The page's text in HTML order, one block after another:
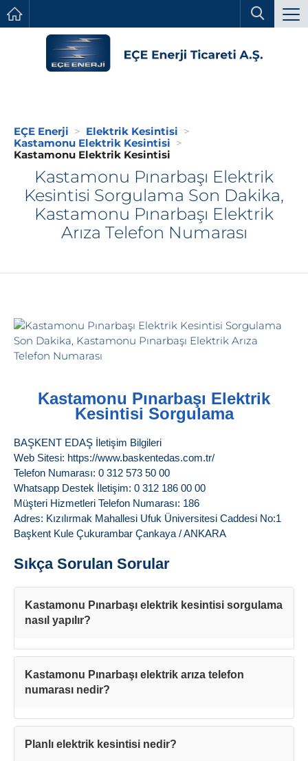
EÇE Enerji
Elektrik Kesintisi
Kastamonu Elektrik Kesintisi
Kastamonu Elektrik Kesintisi
Kastamonu Pınarbaşı Elektrik
Kesintisi Sorgulama Son Dakika,
Kastamonu Pınarbaşı Elektrik
Arıza Telefon Numarası
Kastamonu Pınarbaşı Elektrik
Kesintisi Sorgulama
BAŞKENT EDAŞ İletişim Bilgileri
Web Sitesi: https://www.baskentedas.com.tr/
Telefon Numarası: 0 312 573 50 00
Whatsapp Destek İletişim: 0 312 186 00 00
Müşteri Hizmetleri Telefon Numarası: 186
Adres: Kızılırmak Mahallesi Ufuk Üniversitesi Caddesi No:1
Başkent Kule Çukurambar Çankaya / ANKARA
Sıkça Sorulan Sorular
Kastamonu Pınarbaşı elektrik kesintisi sorgulama
nasıl yapılır?
Kastamonu Pınarbaşı elektrik arıza telefon
numarası nedir?
Planlı elektrik kesintisi nedir?